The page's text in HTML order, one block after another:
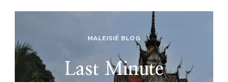
MALEISIË BLOG
Last Minute